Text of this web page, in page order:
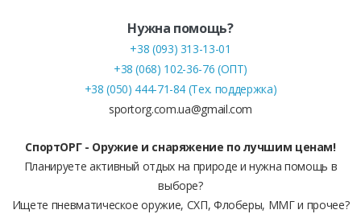
Нужна помощь?
+38 (093) 313-13-01
+38 (068) 102-36-76 (ОПТ)
+38 (050) 444-71-84 (Тех. поддержка)
sportorg.com.ua@gmail.com
СпортОРГ - Оружие и снаряжение по лучшим ценам!
Планируете активный отдых на природе и нужна помощь в
выборе?
Ищете пневматическое оружие, СХП, Флоберы, ММГ и прочее?